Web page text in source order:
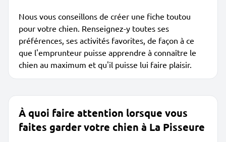
Nous vous conseillons de créer une fiche toutou
pour votre chien. Renseignez-y toutes ses
préférences, ses activités favorites, de façon à ce
que l'emprunteur puisse apprendre à connaître le
chien au maximum et qu'il puisse lui faire plaisir.
À quoi faire attention lorsque vous
faites garder votre chien à La Pisseure